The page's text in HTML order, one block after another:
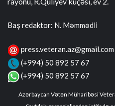
Baş redaktor: N. Məmmədli
press.veteran.az@gmail.com
(+994) 50 892 57 67
(+994) 50 892 57 67
Azərbaycan Vətən Müharibəsi